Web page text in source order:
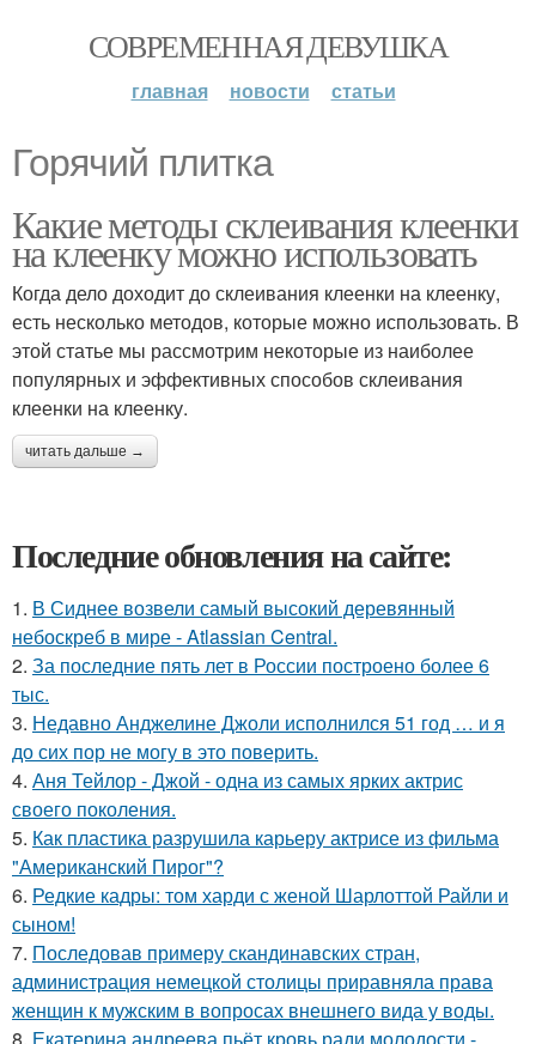
СОВРЕМЕННАЯ ДЕВУШКА
главная новости статьи
Горячий плитка
Какие методы склеивания клеенки
на клеенку можно использовать
Когда дело доходит до склеивания клеенки на клеенку,
есть несколько методов, которые можно использовать. В
этой статье мы рассмотрим некоторые из наиболее
популярных и эффективных способов склеивания
клеенки на клеенку.
читать дальше →
Последние обновления на сайте:
1. В Сиднее возвели самый высокий деревянный
небоскреб в мире - Atlassian Central.
2. За последние пять лет в России построено более 6
тыс.
3. Недавно Анджелине Джоли исполнился 51 год … и я
до сих пор не могу в это поверить.
4. Аня Тейлор - Джой - одна из самых ярких актрис
своего поколения.
5. Как пластика разрушила карьеру актрисе из фильма
"Американский Пирог"?
6. Редкие кадры: том харди с женой Шарлоттой Райли и
сыном!
7. Последовав примеру скандинавских стран,
администрация немецкой столицы приравняла права
женщин к мужским в вопросах внешнего вида у воды.